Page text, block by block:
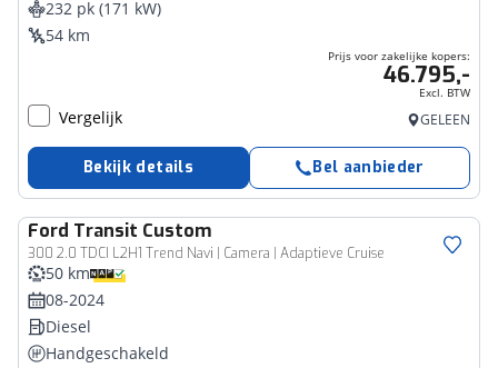
232 pk (171 kW)
54 km
Prijs voor zakelijke kopers:
46.795,-
Excl. BTW
Vergelijk GELEEN
Bekijk details Bel aanbieder
Ford Transit Custom
300 2.0 TDCI L2H1 Trend Navi | Camera | Adaptieve Cruise
Bedrijfswagen
50 km
08-2024
Diesel
Handgeschakeld